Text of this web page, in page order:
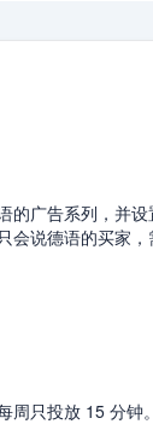
广告系列，并
说德语的买家
只投放 15 分钟。